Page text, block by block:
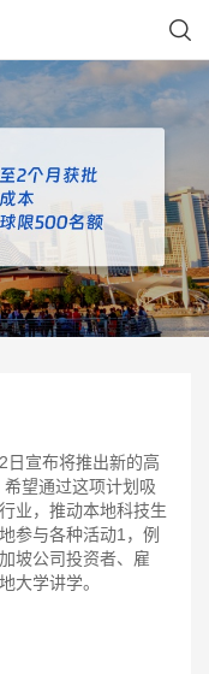
宣布将推出新的高
希望通过这项计划吸
业，推动本地科技生
参与各种活动1，例
坡公司投资者、雇
大学讲学。